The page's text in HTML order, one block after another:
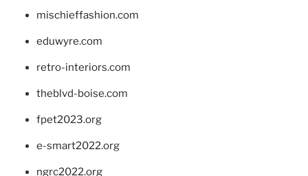
mischieffashion.com
eduwyre.com
retro-interiors.com
theblvd-boise.com
fpet2023.org
e-smart2022.org
ngrc2022.org